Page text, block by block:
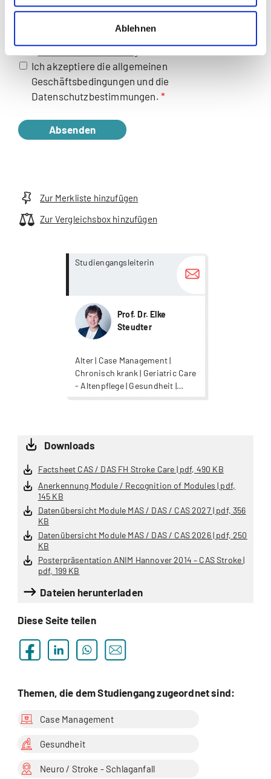
Ablehnen
(max. 15MB - .pdf,.jpg)
Mit Ihrer Anmeldung akzeptieren Sie die
Ich akzeptiere die allgemeinen
Geschäftsbedingungen und die
Datenschutzbestimmungen.
Absenden
Zur Merkliste hinzufügen
Zur Vergleichsbox hinzufügen
Studiengangsleiterin
Prof. Dr. Elke
Steudter
Alter | Case Management |
Chronisch krank | Geriatric Care
- Altenpflege | Gesundheit |
Neuro / Stroke - Schlaganfall |
more...
more...
Downloads
Factsheet CAS / DAS FH Stroke Care | pdf, 490 KB
Anerkennung Module / Recognition of Modules | pdf,
145 KB
Datenübersicht Module MAS / DAS / CAS 2027 | pdf, 356
KB
Datenübersicht Module MAS / DAS / CAS 2026 | pdf, 250
KB
Posterpräsentation ANIM Hannover 2014 – CAS Stroke |
pdf, 199 KB
Dateien herunterladen
Diese Seite teilen
Themen, die dem Studiengang zugeordnet sind:
Case Management
Gesundheit
Neuro / Stroke - Schlaganfall